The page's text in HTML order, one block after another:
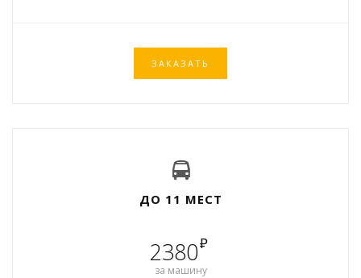
ЗАКАЗАТЬ
ДО 11 МЕСТ
2380₽
за машину